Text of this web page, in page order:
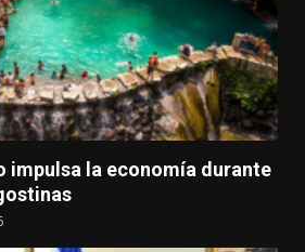
impulsa la economía durante